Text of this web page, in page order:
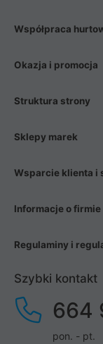
Współpraca
Okazja i promocja
Struktura strony
Sklepy marek
Wsparcie klienta i
Informacje o firmie
Regulaminy i
Szybki kontakt
664
pon. - pt.